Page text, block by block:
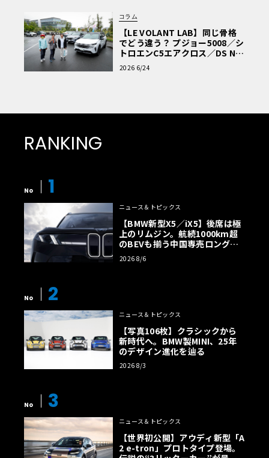
コラム
【LE VOLANT LAB】同じ骨格
でどう違う？ プジョー5008／シ
トロエンC5エアクロス／DS Nº4
読者一気乗りレポート
2026 6/24
RANKING
No 1
ニュース＆トピックス
【BMW新型X5／iX5】後席は極
上のリムジン。航続1000km超
のBEVも揃う中国専売ロング仕
様の全貌
2026 8/6
No 2
ニュース＆トピックス
【写真106枚】クラシックから
新時代へ。BMW製MINI、25年
のデザイン進化を辿る
2026 8/3
No 3
ニュース＆トピックス
【世界初公開】アウディ新型「A
2 e-tron」プロトタイプ登場。